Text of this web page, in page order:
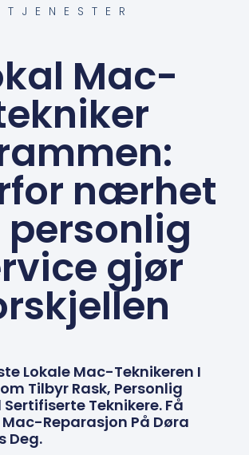
TJENESTER
Mac-
nærhet
personlig
gjør
Lokale Mac-Teknikeren I
Tilbyr Rask, Personlig
Sertifiserte Teknikere. Få
Reparasjon På Døra
Deg.